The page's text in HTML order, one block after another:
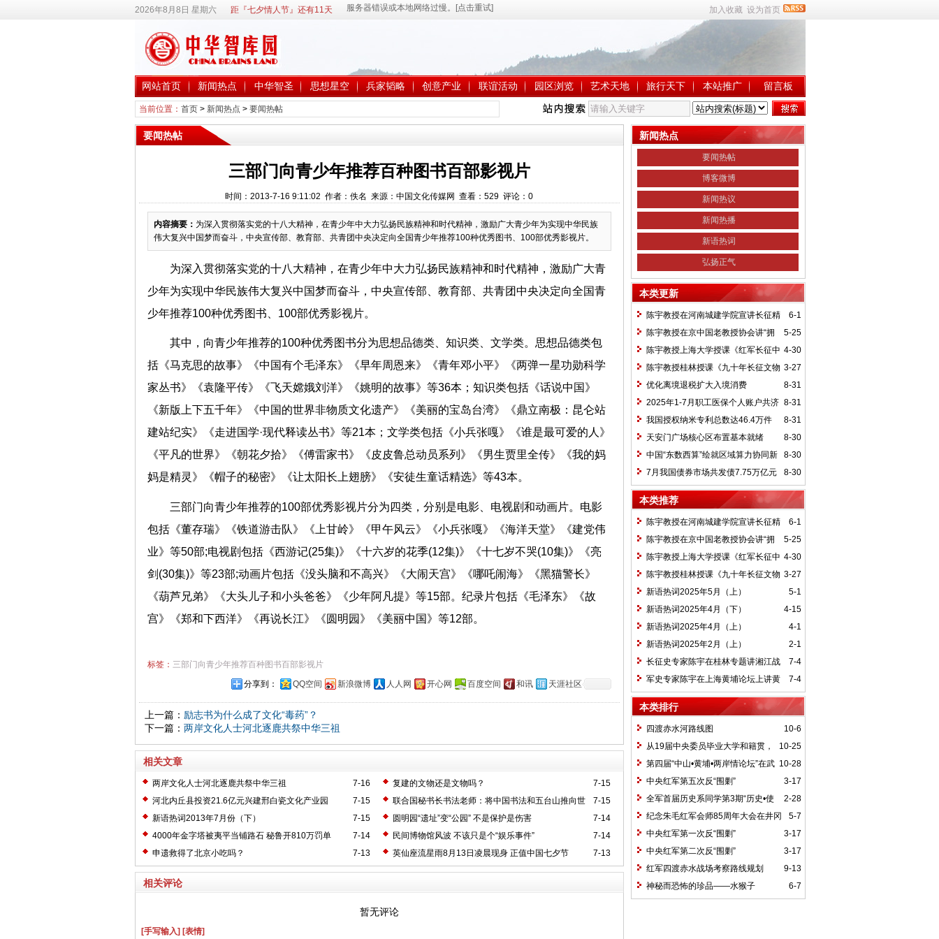
2026年8月8日 星期六 距『七夕情人节』还有11天 加入收藏 设为首页
网站首页 新闻热点 中华智圣 思想星空 兵家韬略 创意产业 联谊活动 园区浏览 艺术天地 旅行天下 本站推广 留言板
当前位置： 首页> 新闻热点 > 要闻热帖
要闻热帖
三部门向青少年推荐百种图书百部影视片
时间：2013-7-16 9:11:02 作者：佚名 来源：中国文化传媒网 查看： 529 评论： 0
内容摘要： 为深入贯彻落实党的十八大精神，在青少年中大力弘扬民族精神和时代精神，激励广大青少年为实现中华民族
伟大复兴中国梦而奋斗，中央宣传部、教育部、共青团中央决定向全国青少年推荐100种优秀图书、100部优秀影视片。
为深入贯彻落实党的十八大精神，在青少年中大力弘扬民族精神和时代精神，激励广大青
少年为实现中华民族伟大复兴中国梦而奋斗，中央宣传部、教育部、共青团中央决定向全国青
少年推荐100种优秀图书、100部优秀影视片。
其中，向青少年推荐的100种优秀图书分为思想品德类、知识类、文学类。思想品德类包
括《马克思的故事》《中国有个毛泽东》《早年周恩来》《青年邓小平》《两弹一星功勋科学
家丛书》《袁隆平传》《飞天嫦娥刘洋》《姚明的故事》等36本；知识类包括《话说中国》
《新版上下五千年》《中国的世界非物质文化遗产》《美丽的宝岛台湾》《鼎立南极：昆仑站
建站纪实》《走进国学·现代释读丛书》等21本；文学类包括《小兵张嘎》《谁是最可爱的人》
《平凡的世界》《朝花夕拾》《傅雷家书》《皮皮鲁总动员系列》《男生贾里全传》《我的妈
妈是精灵》《帽子的秘密》《让太阳长上翅膀》《安徒生童话精选》等43本。
三部门向青少年推荐的100部优秀影视片分为四类，分别是电影、电视剧和动画片。电影
包括《董存瑞》《铁道游击队》《上甘岭》《甲午风云》《小兵张嘎》《海洋天堂》《建党伟
业》等50部;电视剧包括《西游记(25集)》《十六岁的花季(12集)》《十七岁不哭(10集)》《亮
剑(30集)》等23部;动画片包括《没头脑和不高兴》《大闹天宫》《哪吒闹海》《黑猫警长》
《葫芦兄弟》《大头儿子和小头爸爸》《少年阿凡提》等15部。纪录片包括《毛泽东》《故
宫》《郑和下西洋》《再说长江》《圆明园》《美丽中国》等12部。
标签： 三部门向青少年推荐百种图书百部影视片
分享到：
QQ空间 新浪微博 人人网 开心网 百度空间 和讯 天涯社区
上一篇： 励志书为什么成了文化“毒药”？
下一篇： 两岸文化人士河北逐鹿共祭中华三祖
相关文章
7-16
两岸文化人士河北逐鹿共祭中华三祖 7-15
复建的文物还是文物吗？
7-15
河北内丘县投资21.6亿元兴建邢白瓷文化产业园 7-15
联合国秘书长书法老师：将中国书法和五台山推向世
界
7-15
新语热词2013年7月份（下） 7-14
圆明园“遗址”变“公园” 不是保护是伤害
7-14
4000年金字塔被夷平当铺路石 秘鲁开810万罚单 7-14
民间博物馆风波 不该只是个“娱乐事件”
7-13
申遗救得了北京小吃吗？ 7-13
英仙座流星雨8月13日凌晨现身 正值中国七夕节
相关评论
暂无评论
[手写输入] [表情]
新闻热点
要闻热帖
博客微博
新闻热议
新闻热播
新语热词
弘扬正气
本类更新
6-1
陈宇教授在河南城建学院宣讲长征精
神及红25军长征史
5-25
陈宇教授在京中国老教授协会讲“拥
抱中华新文明”
4-30
陈宇教授上海大学授课《红军长征中
的黄埔师生》
3-27
陈宇教授桂林授课《九十年长征文物
鉴赏》
8-31
优化离境退税扩大入境消费
8-31
2025年1-7月职工医保个人账户共济
2.31亿人次 共济金额304.57亿元
8-31
我国授权纳米专利总数达46.4万件
8-30
天安门广场核心区布置基本就绪
8-30
中国“东数西算”绘就区域算力协同新
图景
8-30
7月我国债券市场共发债7.75万亿元
本类推荐
6-1
陈宇教授在河南城建学院宣讲长征精
神及红25军长征史
5-25
陈宇教授在京中国老教授协会讲“拥
抱中华新文明”
4-30
陈宇教授上海大学授课《红军长征中
的黄埔师生》
3-27
陈宇教授桂林授课《九十年长征文物
鉴赏》
5-1
新语热词2025年5月（上）
4-15
新语热词2025年4月（下）
4-1
新语热词2025年4月（上）
2-1
新语热词2025年2月（上）
7-4
长征史专家陈宇在桂林专题讲湘江战
役精神
7-4
军史专家陈宇在上海黄埔论坛上讲黄
埔精神与国家统一大业
本类排行
10-6
四渡赤水河路线图
10-25
从19届中央委员毕业大学和籍贯，
看当代中国文化区域积淀
10-28
第四届“中山•黄埔•两岸情论坛”在武
汉举行
3-17
中央红军第五次反“围剿”
2-28
全军首届历史系同学第3期“历史•使
命”论坛纪要
5-7
纪念朱毛红军会师85周年大会在井冈
山召开
3-17
中央红军第一次反“围剿”
3-17
中央红军第二次反“围剿”
9-13
红军四渡赤水战场考察路线规划
6-7
神秘而恐怖的珍品——水猴子